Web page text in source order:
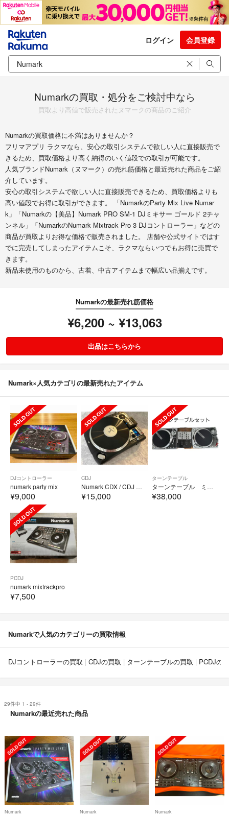
ログイン 会員登録
Numarkの買取・処分をご検討中なら
買取より高値で販売されたヌマークの商品のご紹介
Numarkの買取価格に不満はありませんか？
フリマアプリ ラクマなら、安心の取引システムで欲しい人に直接販売で
きるため、買取価格より高く納得のいく値段での取引が可能です。
人気ブランドNumark（ヌマーク）の売れ筋価格と最近売れた商品をご紹
介しています。
安心の取引システムで欲しい人に直接販売できるため、買取価格よりも
高い値段でお得に取引ができます。 「NumarkのParty Mix Live Numar
k」「Numarkの【美品】Numark PRO SM-1 DJミキサー ゴールド 2チャ
ンネル」「NumarkのNumark Mixtrack Pro 3 DJコントローラー」などの
商品が買取よりお得な価格で販売されました。 店舗や公式サイトではす
でに完売してしまったアイテムこそ、ラクマならいつでもお得に売買で
きます。
新品未使用のものから、古着、中古アイテムまで幅広い品揃えです。
Numarkの最新売れ筋価格
¥6,200 ~ ¥13,063
出品はこちらから
Numark×人気カテゴリの最新売れたアイテム
DJコントローラー
numark party mix
¥9,000
CDJ
Numark CDX / CDJ ターンテーブル DJコントローラ
¥15,000
ターンテーブル
ターンテーブル ミキサーセットnumark TT200 dm1050
¥38,000
PCDJ
numark mixtrackpro
¥7,500
Numarkで人気のカテゴリーの買取情報
DJコントローラーの買取 CDJの買取 ターンテーブルの買取 PCDJの
29件中 1 - 29件
Numarkの最近売れた商品
Numark Numark Numark